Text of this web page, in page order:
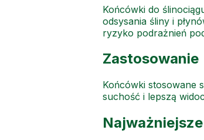
Końcówki do
odsysania śliny i
ryzyko podrażnień
Zastosowanie
Końcówki stosowane
suchość i lepszą